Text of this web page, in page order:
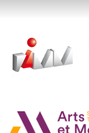
principal